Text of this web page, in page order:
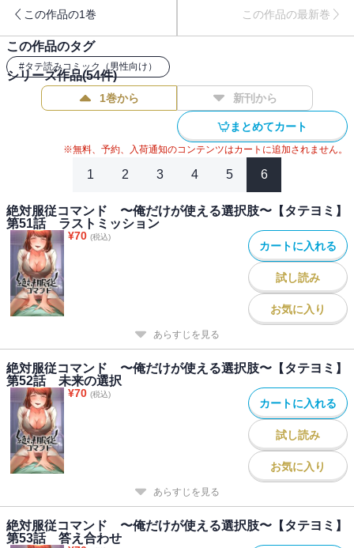
ができる選択肢」が使えるようになっていた！？
夢のような能力を得た俺は、心に誓った。父親を罠に嵌めた真犯人
をこの手で探し出し、必ず復讐するってな――。
でっでもその前に、目の前のエロいナースちゃんで『コマンド』を
試しちゃおっかなぁ～～～！！ ……お、おいマジかよ！？ 本当
にナースちゃんが何でもいうことを聞き始めてるぜ……！？ 胸の
カップ数を『はなす』し、下着を『とる』までしてくれちゃてよぉ
～～～～～！！！！
この作品の1巻 この作品の最新巻
この作品のタグ
#タテ読みコミック（男性向け）
シリーズ作品(54件)
1巻から 新刊から
まとめてカート
※無料、予約、入荷通知のコンテンツはカートに追加されません。
1 2 3 4 5 6
絶対服従コマンド 〜俺だけが使える選択肢〜【タテヨミ】
第51話 ラストミッション
¥70 (税込)
カートに入れる
試し読み
お気に入り
あらすじを見る
絶対服従コマンド 〜俺だけが使える選択肢〜【タテヨミ】
第52話 未来の選択
¥70 (税込)
カートに入れる
試し読み
お気に入り
あらすじを見る
絶対服従コマンド 〜俺だけが使える選択肢〜【タテヨミ】
第53話 答え合わせ